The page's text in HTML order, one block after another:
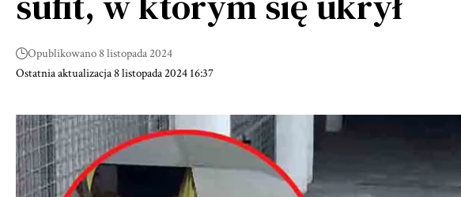
Ostatnia aktualizacja 8 listopada 2024 16:37
Opublikowano 8 listopada 2024